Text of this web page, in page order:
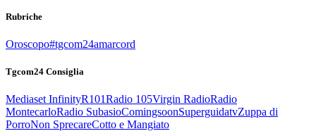
Rubriche
Oroscopo#tgcom24amarcord
Tgcom24 Consiglia
Mediaset InfinityR101Radio 105Virgin RadioRadio
MontecarloRadio SubasioComingsoonSuperguidatvZuppa di
PorroNon SprecareCotto e Mangiato